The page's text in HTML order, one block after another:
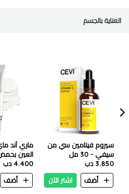
العناية بالجسم
سيروم فيتامين سي من
سيفي - 30 مل
3.850 دب
أضف
اشتر الآن
ماري آند
العين
الترانيكساميك
والغلوتاثيون -
4.400 دب
أضف